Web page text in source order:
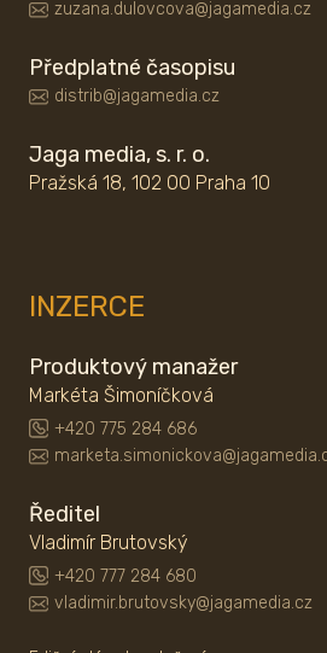
zuzana.dulovcova@jagamedia.cz
Předplatné časopisu
distrib@jagamedia.cz
Jaga media, s. r. o.
Pražská 18, 102 00 Praha 10
INZERCE
Produktový manažer
Markéta Šimoníčková
+420 775 284 686
Ředitel
Vladimír Brutovský
+420 777 284 680
vladimir.brutovsky@jagamedia.cz